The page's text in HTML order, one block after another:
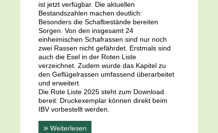
ist jetzt verfügbar. Die aktuellen
Bestandszahlen machen deutlich:
Besonders die Schafbestände bereiten
Sorgen. Von den insgesamt 24
einheimischen Schafrassen sind nur noch
zwei Rassen nicht gefährdet. Erstmals sind
auch die Esel in der Roten Liste
verzeichnet. Zudem wurde das Kapitel zu
den Geflügelrassen umfassend überarbeitet
und erweitert.
Die Rote Liste 2025 steht zum Download
bereit. Druckexemplar können direkt beim
IBV vorbestellt werden.
» Weiterlesen